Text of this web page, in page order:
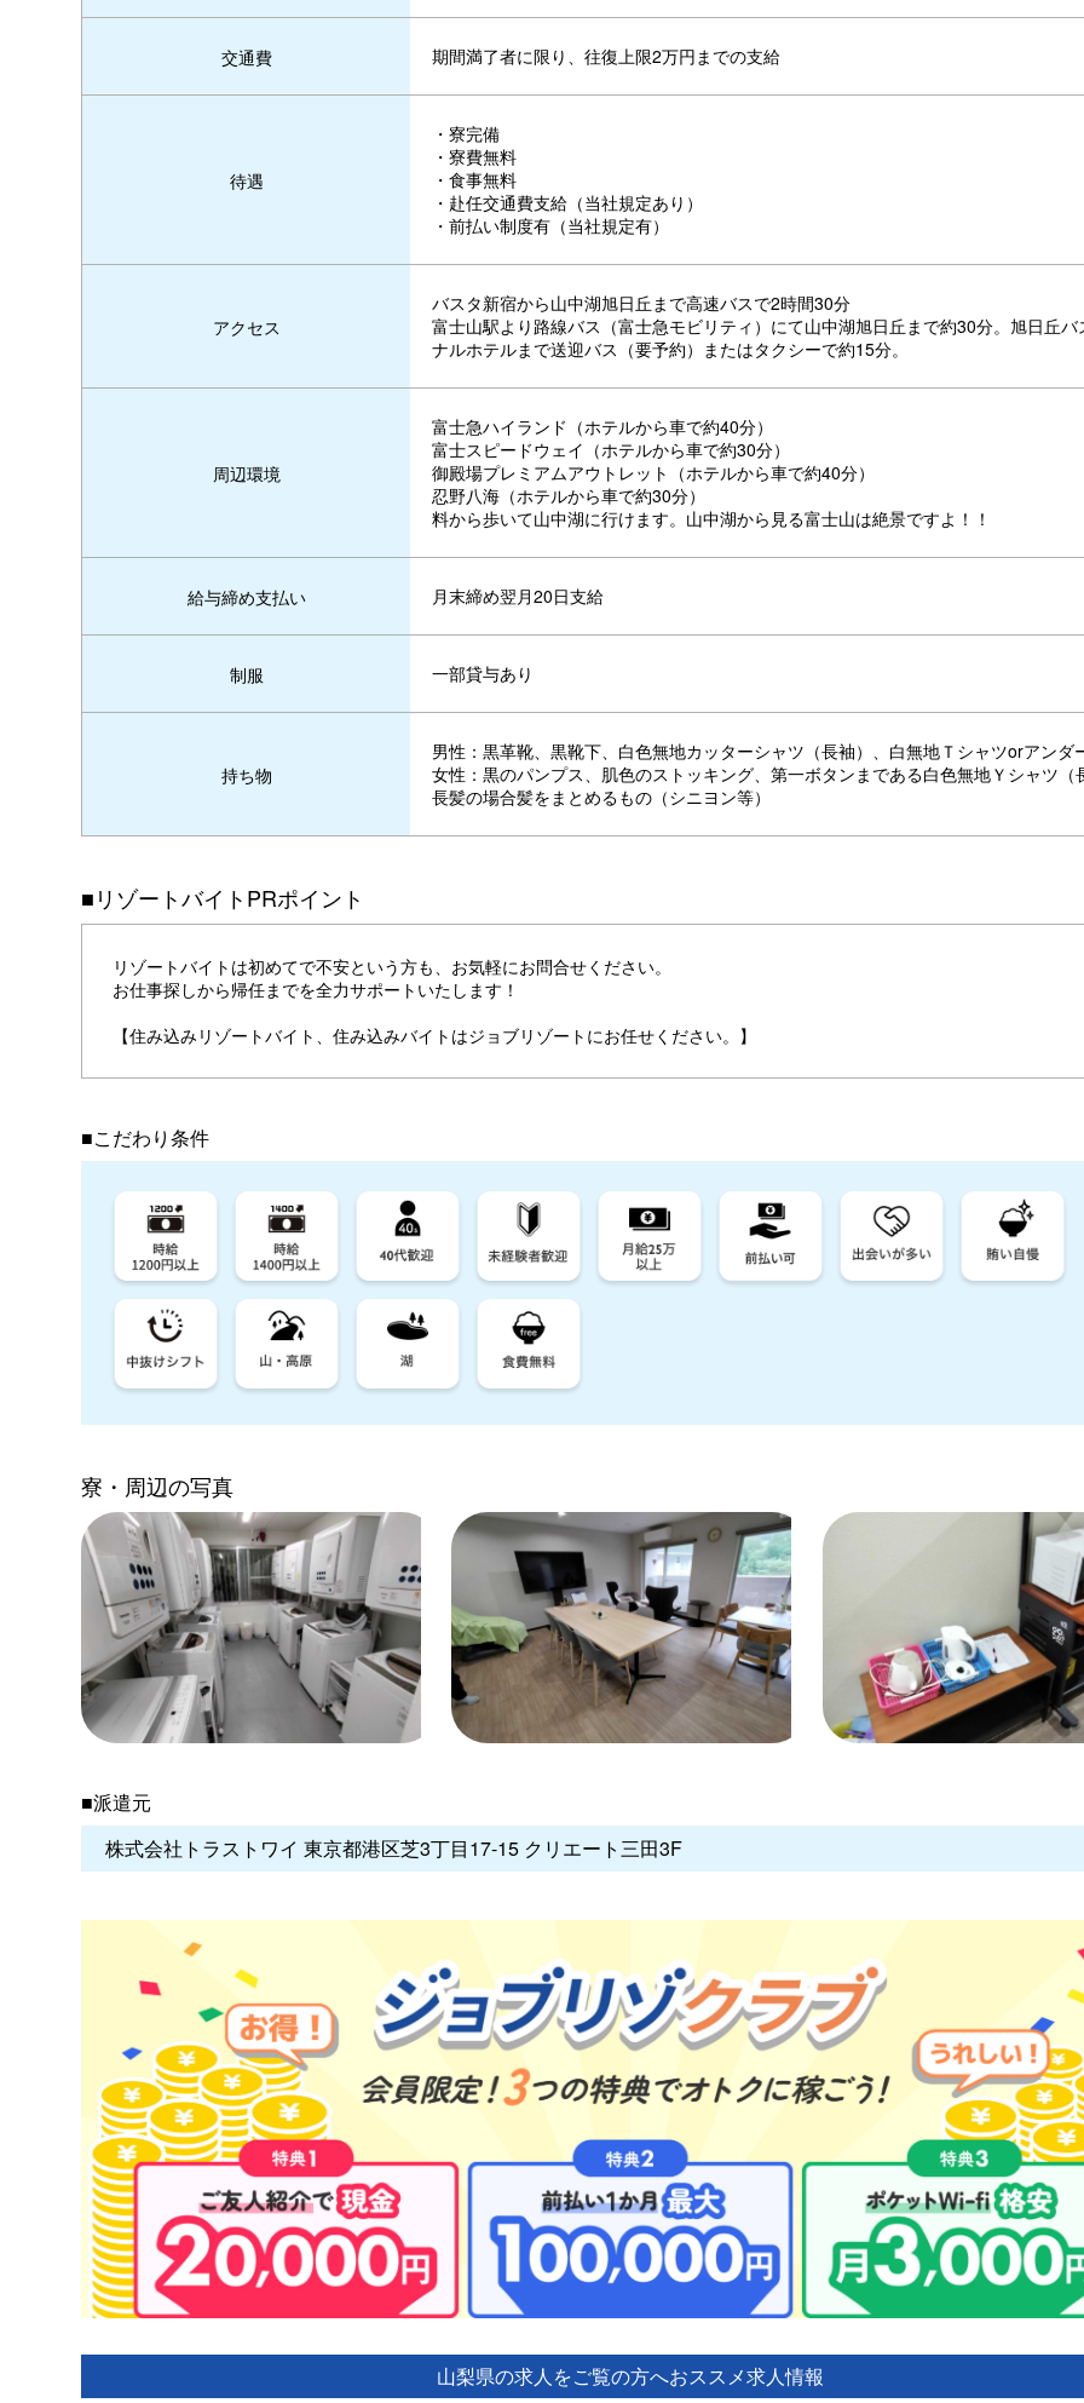
交通費 期間満了者に限り、往復上限2万円までの支給
待遇
・寮完備
・寮費無料
・食事無料
・赴任交通費支給（当社規定あり）
・前払い制度有（当社規定有）
アクセス
バスタ新宿から山中湖旭日丘まで高速バスで2時間30分
富士山駅より路線バス（富士急モビリティ）にて山中湖旭日丘まで約30分。旭日丘バ
ナルホテルまで送迎バス（要予約）またはタクシーで約15分。
周辺環境
富士急ハイランド（ホテルから車で約40分）
富士スピードウェイ（ホテルから車で約30分）
御殿場プレミアムアウトレット（ホテルから車で約40分）
忍野八海（ホテルから車で約30分）
料から歩いて山中湖に行けます。山中湖から見る富士山は絶景ですよ！！
給与締め支払い 月末締め翌月20日支給
制服 一部貸与あり
持ち物
男性：黒革靴、黒靴下、白色無地カッターシャツ（長袖）、白無地Ｔシャツorアンダ
女性：黒のパンプス、肌色のストッキング、第一ボタンまである白色無地Ｙシャツ（
長髪の場合髪をまとめるもの（シニヨン等）
■リゾートバイトPRポイント
リゾートバイトは初めてで不安という方も、お気軽にお問合せください。
お仕事探しから帰任までを全力サポートいたします！
【住み込みリゾートバイト、住み込みバイトはジョブリゾートにお任せください。】
■こだわり条件
寮・周辺の写真
■派遣元
株式会社トラストワイ 東京都港区芝3丁目17-15 クリエート三田3F
山梨県の求人をご覧の方へおススメ求人情報